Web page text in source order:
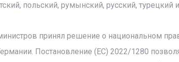
польский, румынский, русский, турецкий
принял решение о национальном
Постановление (ЕС) 2022/1280